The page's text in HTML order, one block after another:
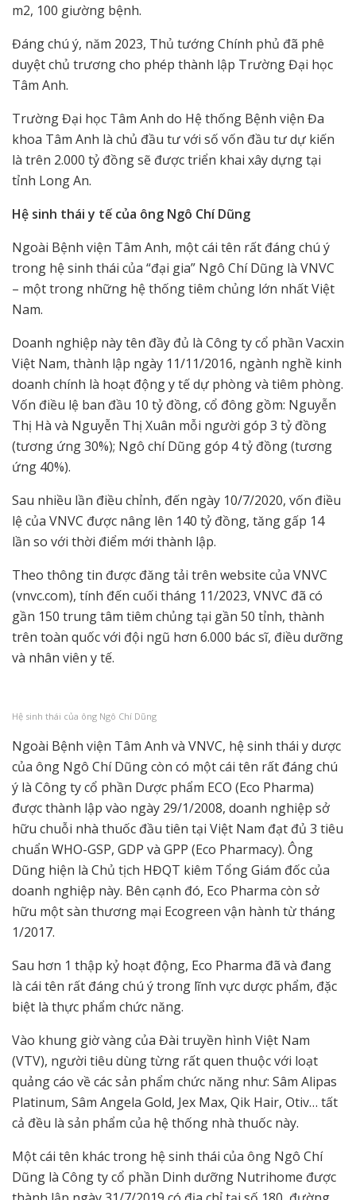
m2, 100 giường bệnh.
Đáng chú ý, năm 2023, Thủ tướng Chính phủ đã phê
duyệt chủ trương cho phép thành lập Trường Đại học
Tâm Anh.
Trường Đại học Tâm Anh do Hệ thống Bệnh viện Đa
khoa Tâm Anh là chủ đầu tư với số vốn đầu tư dự kiến
là trên 2.000 tỷ đồng sẽ được triển khai xây dựng tại
tỉnh Long An.
Hệ sinh thái y tế của ông Ngô Chí Dũng
Ngoài Bệnh viện Tâm Anh, một cái tên rất đáng chú ý
trong hệ sinh thái của “đại gia” Ngô Chí Dũng là VNVC
– một trong những hệ thống tiêm chủng lớn nhất Việt
Nam.
Doanh nghiệp này tên đầy đủ là Công ty cổ phần Vacxin
Việt Nam, thành lập ngày 11/11/2016, ngành nghề kinh
doanh chính là hoạt động y tế dự phòng và tiêm phòng.
Vốn điều lệ ban đầu 10 tỷ đồng, cổ đông gồm: Nguyễn
Thị Hà và Nguyễn Thị Xuân mỗi người góp 3 tỷ đồng
(tương ứng 30%); Ngô chí Dũng góp 4 tỷ đồng (tương
ứng 40%).
Sau nhiều lần điều chỉnh, đến ngày 10/7/2020, vốn điều
lệ của VNVC được nâng lên 140 tỷ đồng, tăng gấp 14
lần so với thời điểm mới thành lập.
Theo thông tin được đăng tải trên website của VNVC
(vnvc.com), tính đến cuối tháng 11/2023, VNVC đã có
gần 150 trung tâm tiêm chủng tại gần 50 tỉnh, thành
trên toàn quốc với đội ngũ hơn 6.000 bác sĩ, điều dưỡng
và nhân viên y tế.
Hệ sinh thái của ông Ngô Chí Dũng
Ngoài Bệnh viện Tâm Anh và VNVC, hệ sinh thái y dược
của ông Ngô Chí Dũng còn có một cái tên rất đáng chú
ý là Công ty cổ phần Dược phẩm ECO (Eco Pharma)
được thành lập vào ngày 29/1/2008, doanh nghiệp sở
hữu chuỗi nhà thuốc đầu tiên tại Việt Nam đạt đủ 3 tiêu
chuẩn WHO-GSP, GDP và GPP (Eco Pharmacy). Ông
Dũng hiện là Chủ tịch HĐQT kiêm Tổng Giám đốc của
doanh nghiệp này. Bên cạnh đó, Eco Pharma còn sở
hữu một sàn thương mại Ecogreen vận hành từ tháng
1/2017.
Sau hơn 1 thập kỷ hoạt động, Eco Pharma đã và đang
là cái tên rất đáng chú ý trong lĩnh vực dược phẩm, đặc
biệt là thực phẩm chức năng.
Vào khung giờ vàng của Đài truyền hình Việt Nam
(VTV), người tiêu dùng từng rất quen thuộc với loạt
quảng cáo về các sản phẩm chức năng như: Sâm Alipas
Platinum, Sâm Angela Gold, Jex Max, Qik Hair, Otiv… tất
cả đều là sản phẩm của hệ thống nhà thuốc này.
Một cái tên khác trong hệ sinh thái của ông Ngô Chí
Dũng là Công ty cổ phần Dinh dưỡng Nutrihome được